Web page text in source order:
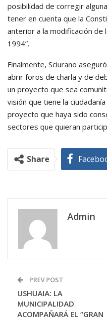
posibilidad de corregir
tener en cuenta que la
anterior a la modificación de
1994”.
Finalmente, Sciurano
abrir foros de charla y de
un proyecto que sea
visión que tiene la
proyecto que haya sido
sectores que quieran
Share
Admin
PREV POST
USHUAIA: LA
MUNICIPALIDAD
ACOMPAÑARÁ EL “GRAN